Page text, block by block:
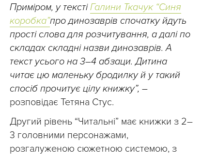
Приміром, у текстіГалини Ткачук “Синя
коробка”про динозаврів спочатку йдуть
прості слова для розчитування, а далі по
складах складні назви динозаврів. А
текст усього на 3–4 абзаци. Дитина
читає цю маленьку бродилку й у такий
спосіб прочитує цілу книжку”, –
розповідає Тетяна Стус.
Другий рівень “Читальні” має книжки з 2–
3 головними персонажами,
розгалуженою сюжетною системою, з